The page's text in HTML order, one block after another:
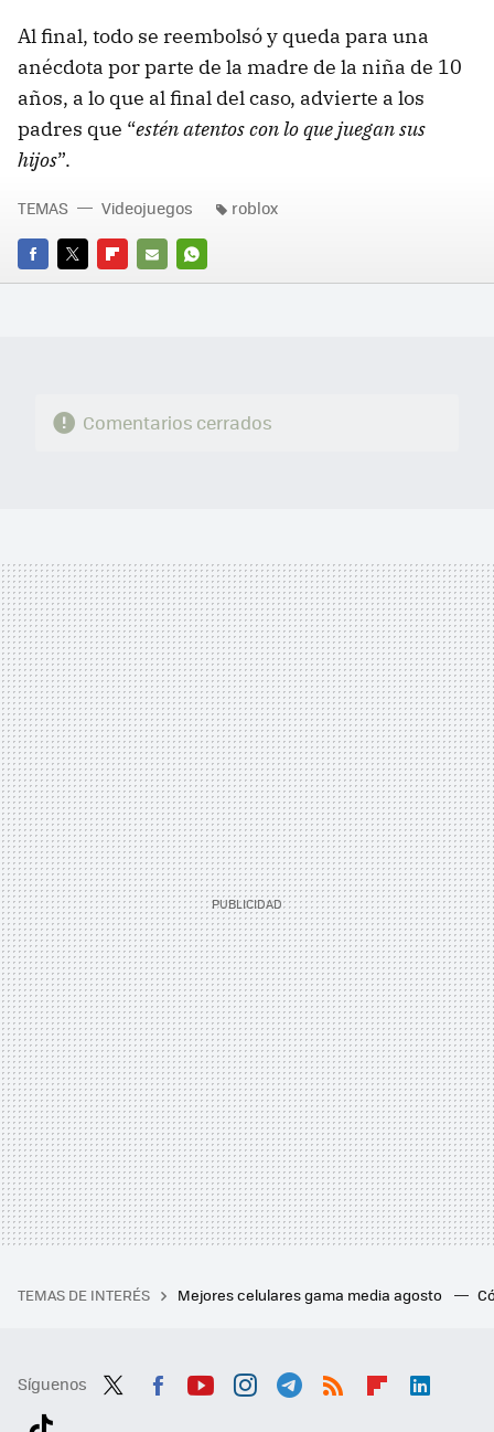
Al final, todo se reembolsó y queda para una
anécdota por parte de la madre de la niña de 10
años, a lo que al final del caso, advierte a los
padres que “estén atentos con lo que juegan sus
hijos”.
FACEBOOK
TWITTERFLIPBOARD
E-
WHATSAPP
TEMAS Videojuegos roblox
Comentarios cerrados
TEMAS DE INTERÉS Mejores celulares gama media agosto
Síguenos